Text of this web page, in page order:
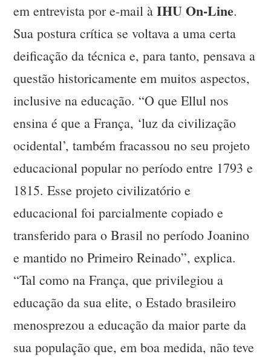
em entrevista por e-mail àIHU On-Line.
Sua postura crítica se voltava a uma certa
deificação da técnica e, para tanto, pensava a
questão historicamente em muitos aspectos,
inclusive na educação. “O que Ellul nos
ensina é que a França, ‘luz da civilização
ocidental’, também fracassou no seu projeto
educacional popular no período entre 1793 e
1815. Esse projeto civilizatório e
educacional foi parcialmente copiado e
transferido para o Brasil no período Joanino
e mantido no Primeiro Reinado”, explica.
“Tal como na França, que privilegiou a
educação da sua elite, o Estado brasileiro
menosprezou a educação da maior parte da
sua população que, em boa medida, não teve